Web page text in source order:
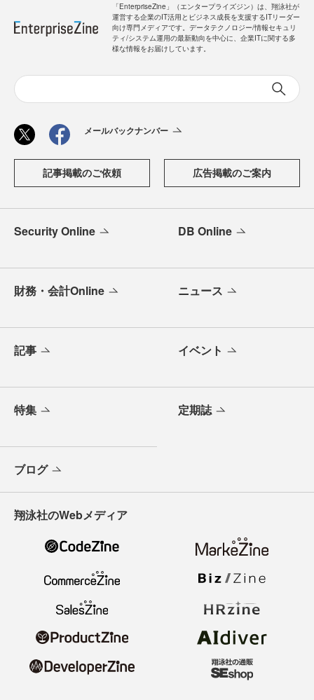
「EnterpriseZine」（エンタープライズジン）は、翔泳社が
運営する企業のIT活用とビジネス成長を支援するITリーダー
向け専門メディアです。データテクノロジー/情報セキュリ
ティ/システム運用の最新動向を中心に、企業ITに関する多
様な情報をお届けしています。
メールバックナンバー
記事掲載のご依頼 広告掲載のご案内
Security Online DB Online
財務・会計Online ニュース
記事 イベント
特集 定期誌
ブログ
翔泳社のWebメディア